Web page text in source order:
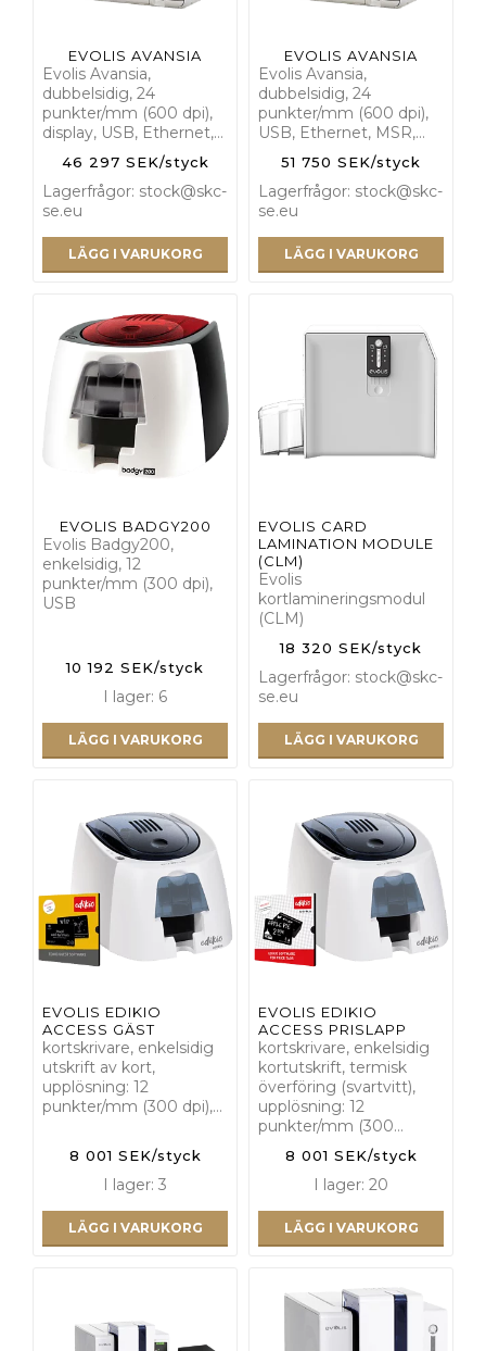
EVOLIS AVANSIA
Evolis Avansia,
dubbelsidig, 24
punkter/mm (600 dpi),
display, USB, Ethernet,…
46 297 SEK/styck
Lagerfrågor: stock@skc-
se.eu
LÄGG I VARUKORG
EVOLIS AVANSIA
Evolis Avansia,
dubbelsidig, 24
punkter/mm (600 dpi),
USB, Ethernet, MSR,…
51 750 SEK/styck
Lagerfrågor: stock@skc-
se.eu
LÄGG I VARUKORG
EVOLIS BADGY200
Evolis Badgy200,
enkelsidig, 12
punkter/mm (300 dpi),
USB
10 192 SEK/styck
I lager: 6
LÄGG I VARUKORG
EVOLIS CARD
LAMINATION MODULE
(CLM)
Evolis
kortlamineringsmodul
(CLM)
18 320 SEK/styck
Lagerfrågor: stock@skc-
se.eu
LÄGG I VARUKORG
EVOLIS EDIKIO
ACCESS GÄST
kortskrivare, enkelsidig
utskrift av kort,
upplösning: 12
punkter/mm (300 dpi),…
8 001 SEK/styck
I lager: 3
LÄGG I VARUKORG
EVOLIS EDIKIO
ACCESS PRISLAPP
kortskrivare, enkelsidig
kortutskrift, termisk
överföring (svartvitt),
upplösning: 12
punkter/mm (300…
8 001 SEK/styck
I lager: 20
LÄGG I VARUKORG